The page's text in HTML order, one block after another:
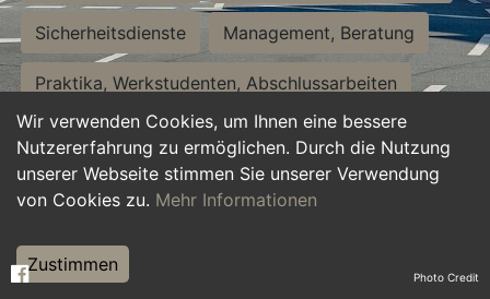
Wir verwenden Cookies, um Ihnen eine bessere
Nutzererfahrung zu ermöglichen. Durch die Nutzung
unserer Webseite stimmen Sie unserer Verwendung
von Cookies zu. Mehr Informationen
Zustimmen
Sicherheitsdienste Management, Beratung
Praktika, Werkstudenten, Abschlussarbeiten
Personalwesen Assistenz, Sekretariat
Hilfskräfte, Aushilfs- und Nebenjobs
Weiterbildung, Studium, duale Ausbildung Photo Credit